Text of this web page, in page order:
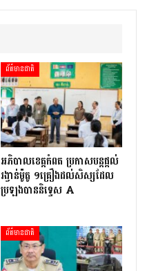
ព័ត៌មានជាតិ
អភិបាលខេត្តកំពត ប្រកាសបន្តផ្តល់
រង្វាន់ម៉ូតូ ១គ្រឿងដល់សិស្សដែល
ប្រឡងបាននិទ្ទេស A
ព័ត៌មានជាតិ